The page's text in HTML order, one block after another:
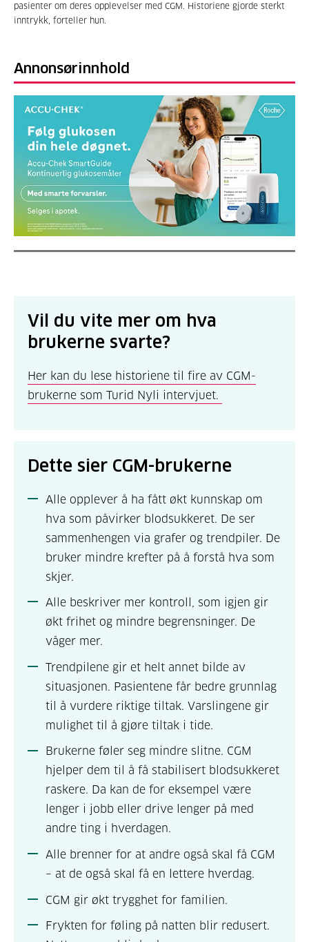
pasienter om deres opplevelser med CGM. Historiene gjorde sterkt
inntrykk, forteller hun.
Annonsørinnhold
Vil du vite mer om hva
brukerne svarte?
Her kan du lese historiene til fire av CGM-
brukerne som Turid Nyli intervjuet.
Dette sier CGM-brukerne
Alle opplever å ha fått økt kunnskap om
hva som påvirker blodsukkeret. De ser
sammenhengen via grafer og trendpiler. De
bruker mindre krefter på å forstå hva som
skjer.
Alle beskriver mer kontroll, som igjen gir
økt frihet og mindre begrensninger. De
våger mer.
Trendpilene gir et helt annet bilde av
situasjonen. Pasientene får bedre grunnlag
til å vurdere riktige tiltak. Varslingene gir
mulighet til å gjøre tiltak i tide.
Brukerne føler seg mindre slitne. CGM
hjelper dem til å få stabilisert blodsukkeret
raskere. Da kan de for eksempel være
lenger i jobb eller drive lenger på med
andre ting i hverdagen.
Alle brenner for at andre også skal få CGM
– at de også skal få en lettere hverdag.
CGM gir økt trygghet for familien.
Frykten for føling på natten blir redusert.